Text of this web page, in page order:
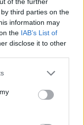
third parties on the
information may
the IAB’s List of
disclose it to other